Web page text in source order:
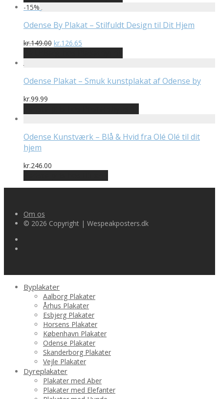
pris
kr.149.00.
pris
kr.126.65.
-15%
Odense By Plakat – Stilfuldt Design til Dit Hjem
kr.149.00 Den
pris
kr.149.00.
kr.126.65
pris
kr.126.65.
Odense Plakat – Smuk kunstplakat af Odense by
kr.99.99
Odense Kunstværk – Blå & Hvid fra Olé Olé til dit
hjem
kr.246.00
Om os
© 2026 Copyright | Wespeakposters.dk
Byplakater
Aalborg Plakater
Århus Plakater
Esbjerg Plakater
Horsens Plakater
København Plakater
Odense Plakater
Skanderborg Plakater
Vejle Plakater
Dyreplakater
Plakater med Aber
Plakater med Elefanter